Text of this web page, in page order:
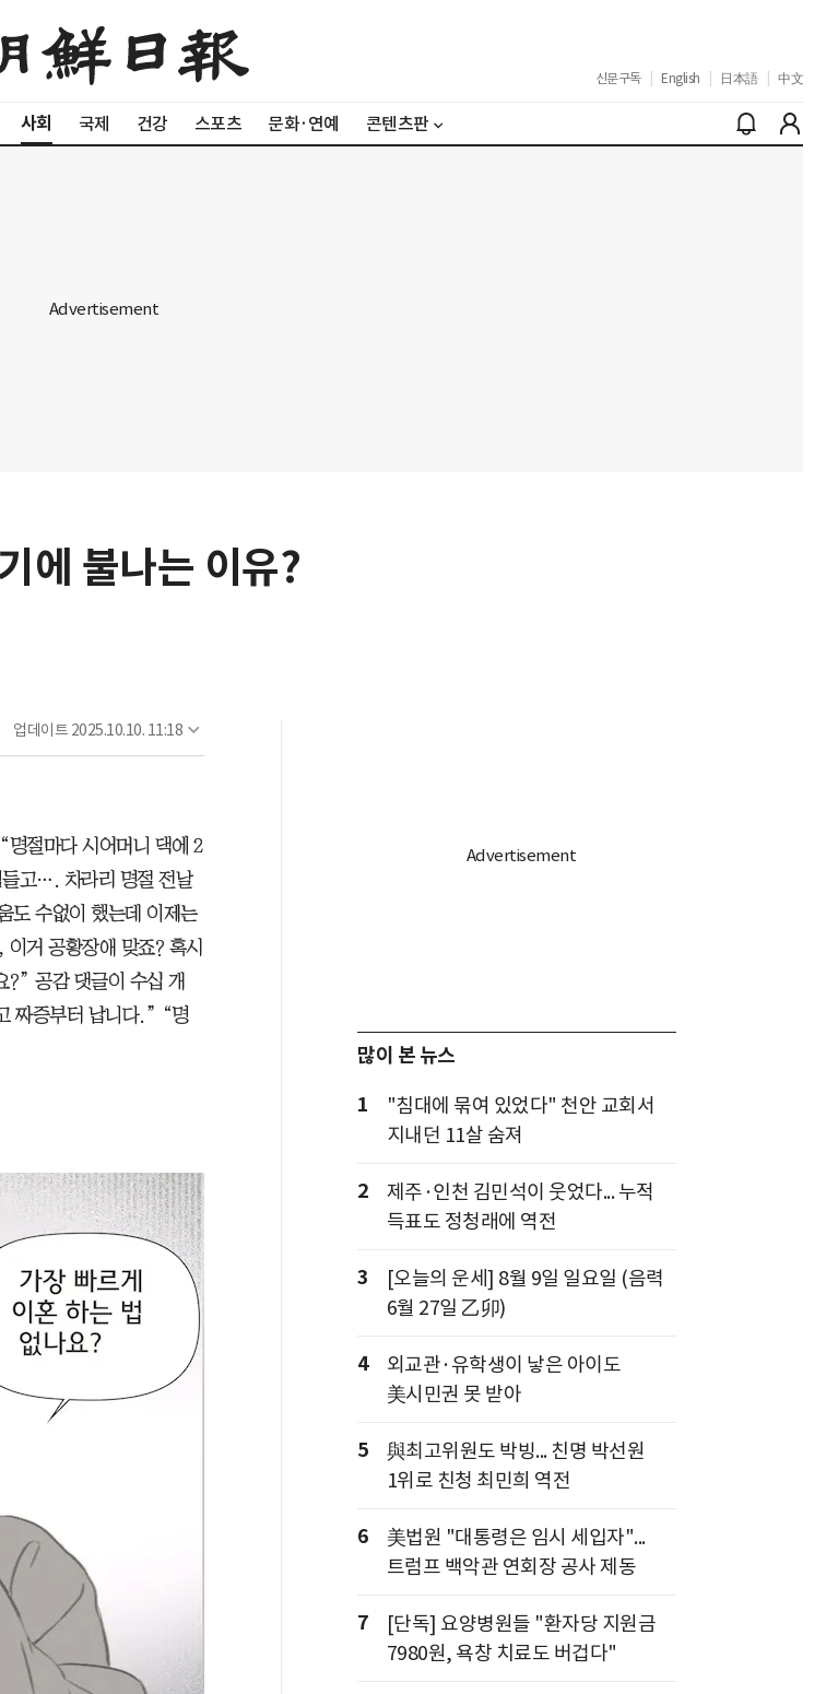
신문구독 English 日本語 中文
사회 국제 건강 스포츠 문화·연예 콘텐츠판
에 불나는 이유?
업데이트 2025.10.10. 11:18
명절마다 시어머니 댁에 2
들고…. 차라리 명절 전날
도 수없이 했는데 이제는
거 공황장애 맞죠? 혹시
?” 공감 댓글이 수십 개
짜증부터 납니다.” “명
많이 본 뉴스
1
"침대에 묶여 있었다" 천안 교회서
지내던 11살 숨져
2
제주·인천 김민석이 웃었다... 누적
득표도 정청래에 역전
3
[오늘의 운세] 8월 9일 일요일 (음력
6월 27일 乙卯)
4
외교관·유학생이 낳은 아이도
美시민권 못 받아
5
與최고위원도 박빙... 친명 박선원
1위로 친청 최민희 역전
6
美법원 "대통령은 임시 세입자"...
트럼프 백악관 연회장 공사 제동
7
[단독] 요양병원들 "환자당 지원금
7980원, 욕창 치료도 버겁다"